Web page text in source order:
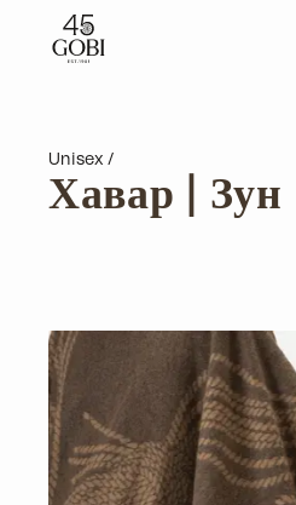
Unisex
Хавар |